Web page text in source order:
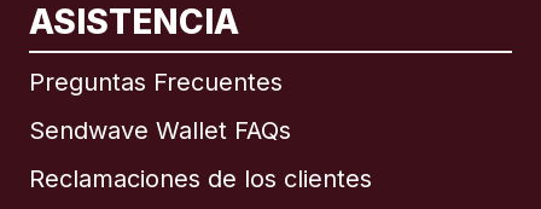
ASISTENCIA
Preguntas Frecuentes
Sendwave Wallet FAQs
Reclamaciones de los clientes
Internacional English
Brasil